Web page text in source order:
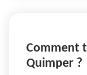
Comment
Quimper ?